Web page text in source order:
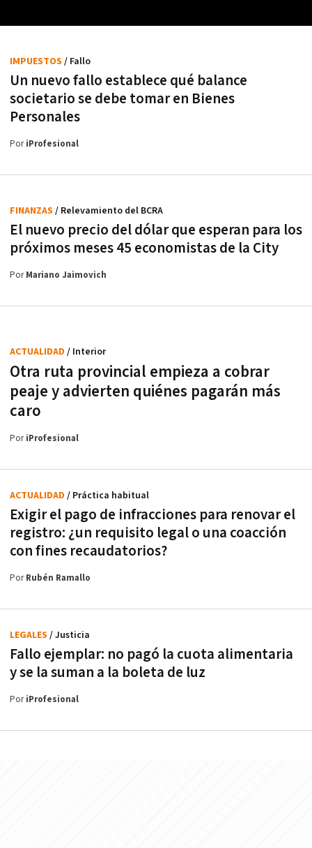
Un nuevo fallo establece qué balance
societario se debe tomar en Bienes
Personales
IMPUESTOS / Fallo
PoriProfesional
El nuevo precio del dólar que esperan para los
próximos meses 45 economistas de la City
FINANZAS / Relevamiento del BCRA
PorMariano Jaimovich
Otra ruta provincial empieza a cobrar
peaje y advierten quiénes pagarán más
caro
ACTUALIDAD / Interior
PoriProfesional
Exigir el pago de infracciones para renovar el
registro: ¿un requisito legal o una coacción
con fines recaudatorios?
ACTUALIDAD / Práctica habitual
PorRubén Ramallo
Fallo ejemplar: no pagó la cuota alimentaria
y se la suman a la boleta de luz
LEGALES / Justicia
PoriProfesional